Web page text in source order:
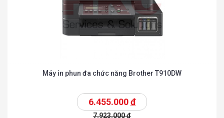
Máy in phun đa chức năng Brother T910DW
6.455.000đ
7.923.000đ